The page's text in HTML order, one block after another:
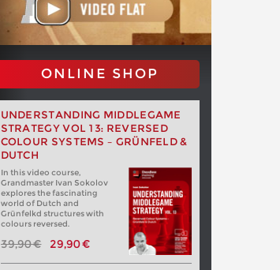
ONLINE SHOP
UNDERSTANDING MIDDLEGAME
STRATEGY VOL 13: REVERSED
COLOUR SYSTEMS – GRÜNFELD &
DUTCH
In this video course,
Grandmaster Ivan Sokolov
explores the fascinating
world of Dutch and
Grünfelkd structures with
colours reversed.
39,90 € 29,90 €